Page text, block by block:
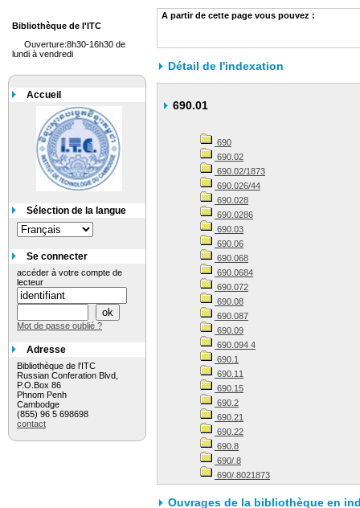
A partir de cette page vous pouvez :
Détail de l'indexation
690.01
690
690.02
690.02/1873
690.026/44
690.028
690.0286
690.03
690.06
690.068
690.0684
690.072
690.08
690.087
690.09
690.094 4
690.1
690.11
690.15
690.2
690.21
690.22
690.8
690/.8
690/.8021873
Ouvrages de la bibliothèque en
Bibliothèque de l'ITC
Ouverture:8h30-16h30 de
lundi à vendredi
Accueil
Sélection de la langue
Se connecter
accéder à votre compte de
lecteur
Mot de passe oublié ?
Adresse
Bibliothèque de l'ITC
Russian Conferation Blvd,
P.O.Box 86
Phnom Penh
Cambodge
(855) 96 5 698698
contact